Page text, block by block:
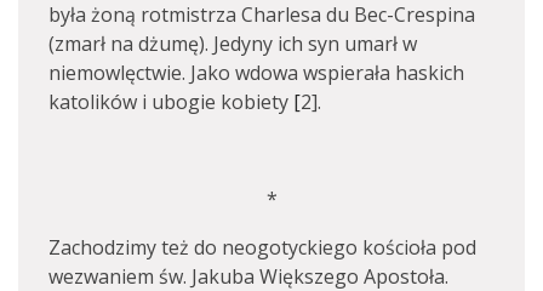
była żoną rotmistrza Charlesa du Bec-Crespina
(zmarł na dżumę). Jedyny ich syn umarł w
niemowlęctwie. Jako wdowa wspierała haskich
katolików i ubogie kobiety [2].
*
Zachodzimy też do neogotyckiego kościoła pod
wezwaniem św. Jakuba Większego Apostoła.